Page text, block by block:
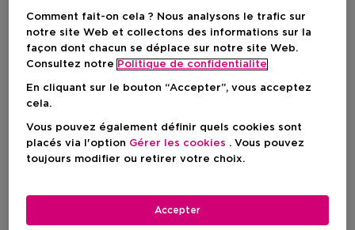
Comment fait-on cela ? Nous analysons le trafic sur
notre site Web et collectons des informations sur la
façon dont chacun se déplace sur notre site Web.
Consultez notre Politique de confidentialite
En cliquant sur le bouton “Accepter”, vous acceptez
cela.
Vous pouvez également définir quels cookies sont
placés via l'option Gérer les cookies . Vous pouvez
toujours modifier ou retirer votre choix.
Accepter